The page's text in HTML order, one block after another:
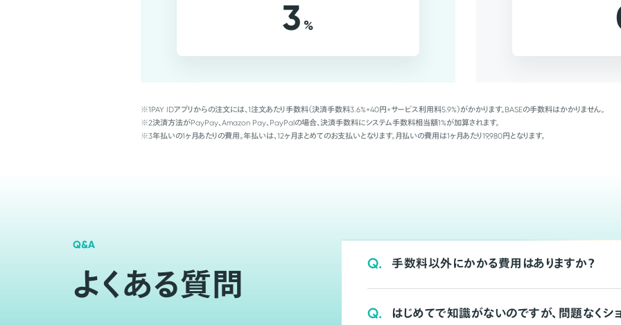
3 %
※1PAY IDアプリからの注文には、1注文あたり手数料（決済手数料3.6%+40円+サービス利用料5.9%）がかかります。BASEの手数料はかかりません。
※2決済方法がPayPay、Amazon Pay、PayPalの場合、決済手数料にシステム手数料相当額1%が加算されます。
※3年払いの1ヶ月あたりの費用。年払いは、12ヶ月まとめてのお支払いとなります。月払いの費用は1ヶ月あたり19,980円となります。
Q&A
よくある質問
Q. 手数料以外にかかる費用はありますか？
Q. はじめてで知識がないのですが、問題なくシ